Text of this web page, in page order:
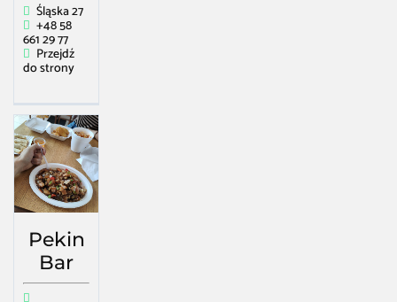
Śląska 27
+48 58
661 29 77
Przejdź
do strony
Pekin
Bar